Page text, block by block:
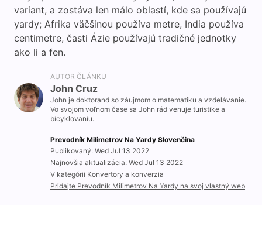
variant, a zostáva len málo oblastí, kde sa používajú
yardy; Afrika väčšinou používa metre, India používa
centimetre, časti Ázie používajú tradičné jednotky
ako li a fen.
AUTOR ČLÁNKU
John Cruz
John je doktorand so záujmom o matematiku a vzdelávanie.
Vo svojom voľnom čase sa John rád venuje turistike a
bicyklovaniu.
Prevodník Milimetrov Na Yardy Slovenčina
Publikovaný: Wed Jul 13 2022
Najnovšia aktualizácia: Wed Jul 13 2022
V kategórii Konvertory a konverzia
Pridajte Prevodník Milimetrov Na Yardy na svoj vlastný web